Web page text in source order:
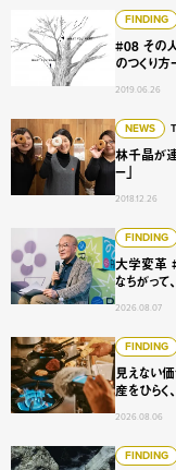
FINDING
#08 その
のつくり方
2019.06.26
#08 その人にしか
NEWS
林千晶が
ー」
2018.12.26
林千晶が連載スター
FINDING
大学変革
なちがって
2026.08.07
大学変革 #1 明星学
FINDING
見えない
産をひらく
2026.08.06
見えない価値は「う
FINDING
【後編】ゼロ・ウ